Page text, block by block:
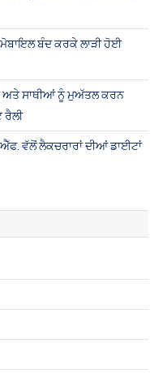
ਮੋਬਾਇਲ ਬੰਦ ਕਰਕੇ ਲਾੜੀ ਹੋਈ
ਅਤੇ ਸਾਥੀਆਂ ਨੂੰ ਮੁਅੱਤਲ ਕਰਨ
ਰੈਲੀ
ਵੱਲੋਂ ਲੈਕਚਰਾਰਾਂ ਦੀਆਂ ਡਾਈਟਾਂ